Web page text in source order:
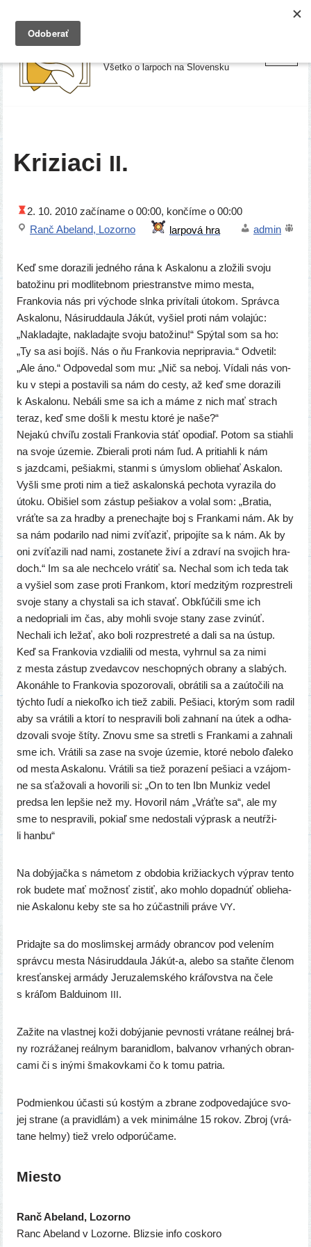
Preskočiť
Všetko o larpoch na Slovensku
Kriziaci II.
2. 10. 2010 začí­na­me o 00:00, kon­čí­me o 00:00
Ranč Abeland, Lozorno
admin
Keď sme dora­zi­li jed­né­ho rána k Askalonu a zlo­ži­li svo­ju
bato­ži­nu pri mod­li­teb­nom prie­s­trans­tve mimo mes­ta,
Frankovia nás pri výcho­de sln­ka pri­ví­ta­li úto­kom. Správca
Askalonu, Násiruddaula Jákút, vyšiel pro­ti nám vola­júc:
„Nakladajte, nakla­daj­te svo­ju bato­ži­nu!“ Spýtal som sa ho:
„Ty sa asi bojíš. Nás o ňu Frankovia neprip­ra­via.“ Odvetil:
„Ale áno.“ Odpovedal som mu: „Nič sa neboj. Vídali nás von­
ku v ste­pi a posta­vi­li sa nám do ces­ty, až keď sme dora­zi­li
k Askalonu. Nebáli sme sa ich a máme z nich mať strach
teraz, keď sme doš­li k mes­tu kto­ré je naše?“
Nejakú chví­ľu zosta­li Frankovia stáť opo­diaľ. Potom sa stiah­li
na svo­je úze­mie. Zbierali pro­ti nám ľud. A pri­tiah­li k nám
s jazd­ca­mi, pešiak­mi, stan­mi s úmys­lom oblie­hať Askalon.
Vyšli sme pro­ti nim a tiež aska­lon­ská pecho­ta vyra­zi­la do
úto­ku. Obišiel som zástup pešia­kov a volal som: „Bratia,
vráť­te sa za hrad­by a pre­ne­chaj­te boj s Frankami nám. Ak by
sa nám poda­ri­lo nad nimi zví­ťa­ziť, pri­po­jí­te sa k nám. Ak by
oni zví­ťa­zi­li nad nami, zosta­ne­te živí a zdra­ví na svo­jich hra­
doch.“ Im sa ale nech­ce­lo vrá­tiť sa. Nechal som ich teda tak
a vyšiel som zase pro­ti Frankom, kto­rí medzi­tým rozp­re­stre­li
svo­je sta­ny a chys­ta­li sa ich sta­vať. Obkľúčili sme ich
a nedop­ria­li im čas, aby moh­li svo­je sta­ny zase zvi­núť.
Nechali ich ležať, ako boli rozp­res­tre­té a dali sa na ústup.
Keď sa Frankovia vzdia­li­li od mes­ta, vyhr­nul sa za nimi
z mes­ta zástup zve­dav­cov neschop­ných obra­ny a sla­bých.
Akonáhle to Frankovia spo­zo­ro­va­li, obrá­ti­li sa a zaú­to­či­li na
tých­to ľudí a nie­koľ­ko ich tiež zabi­li. Pešiaci, kto­rým som radil
aby sa vrá­ti­li a kto­rí to nespra­vi­li boli zahna­ní na útek a odha­
dzo­va­li svo­je ští­ty. Znovu sme sa stret­li s Frankami a zahna­li
sme ich. Vrátili sa zase na svo­je úze­mie, kto­ré nebo­lo ďale­ko
od mes­ta Askalonu. Vrátili sa tiež pora­ze­ní pešia­ci a vzá­jom­
ne sa sťa­žo­va­li a hovo­ri­li si: „On to ten Ibn Munkiz vedel
pred­sa len lep­šie než my. Hovoril nám „Vráťte sa“, ale my
sme to nespra­vi­li, pokiaľ sme nedos­ta­li výprask a neu­tŕ­ži­
li hanbu“
Na dobý­jač­ka s náme­tom z obdo­bia kri­žiac­kych výprav ten­to
rok bude­te mať mož­nosť zis­tiť, ako moh­lo dopad­núť oblie­ha­
nie Askalonu keby ste sa ho zúčast­ni­li prá­ve VY.
Pridajte sa do mos­lim­skej armá­dy obran­cov pod vele­ním
správ­cu mes­ta Násiruddaula Jákút‑a, ale­bo sa staň­te čle­nom
kres­ťan­skej armá­dy Jeruzalemského krá­ľov­stva na čele
s krá­ľom Balduinom
.
Zažite na vlast­nej koži dobý­ja­nie pev­nos­ti vrá­ta­ne reál­nej brá­
ny roz­rá­ža­nej reál­nym bara­nid­lom, bal­va­nov vrha­ných obran­
ca­mi či s iný­mi šma­kov­ka­mi čo k tomu patria.
Podmienkou účas­ti sú kos­tým a zbra­ne zod­po­ve­da­jú­ce svo­
jej stra­ne (a pra­vid­lám) a vek mini­mál­ne 15 rokov. Zbroj (vrá­
ta­ne hel­my) tiež vre­lo odporúčame.
Miesto
Ranč Abeland, Lozorno
Ranc Abeland v Lozorne. Blizsie info coskoro